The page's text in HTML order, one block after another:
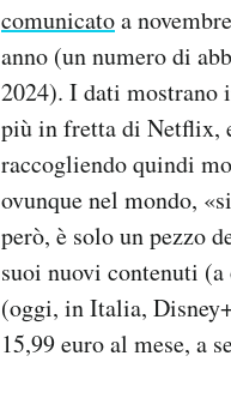
comunicatoa
anno (un numero di
2024). I dati mostrano
più in fretta di Netflix,
raccogliendo quindi
ovunque nel mondo,
però, è solo un pezzo
suoi nuovi contenuti
(oggi, in Italia,
15,99 euro al mese, a